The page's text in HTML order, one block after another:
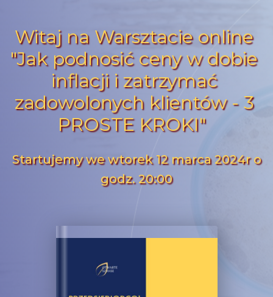
Witaj na Warsztacie online
"Jak podnosić ceny w dobie
inflacji i zatrzymać
zadowolonych klientów - 3
PROSTE KROKI"
Startujemy we wtorek 12 marca 2024r o
godz. 20:00